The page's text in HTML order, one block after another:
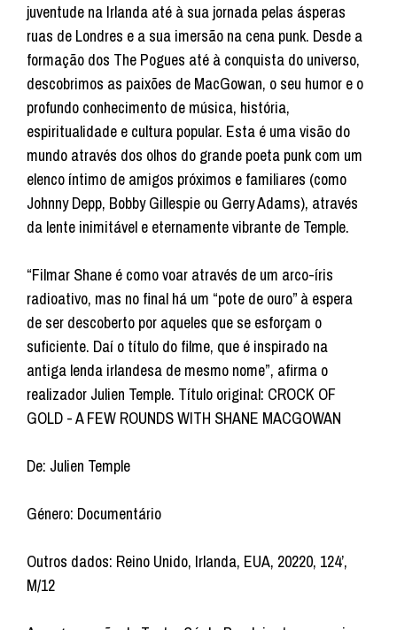
juventude na Irlanda até à sua jornada pelas ásperas
ruas de Londres e a sua imersão na cena punk. Desde a
formação dos The Pogues até à conquista do universo,
descobrimos as paixões de MacGowan, o seu humor e o
profundo conhecimento de música, história,
espiritualidade e cultura popular. Esta é uma visão do
mundo através dos olhos do grande poeta punk com um
elenco íntimo de amigos próximos e familiares (como
Johnny Depp, Bobby Gillespie ou Gerry Adams), através
da lente inimitável e eternamente vibrante de Temple.
“Filmar Shane é como voar através de um arco-íris
radioativo, mas no final há um “pote de ouro” à espera
de ser descoberto por aqueles que se esforçam o
suficiente. Daí o título do filme, que é inspirado na
antiga lenda irlandesa de mesmo nome”, afirma o
realizador Julien Temple. Título original: CROCK OF
GOLD - A FEW ROUNDS WITH SHANE MACGOWAN
De: Julien Temple
Género: Documentário
Outros dados: Reino Unido, Irlanda, EUA, 20220, 124’,
M/12